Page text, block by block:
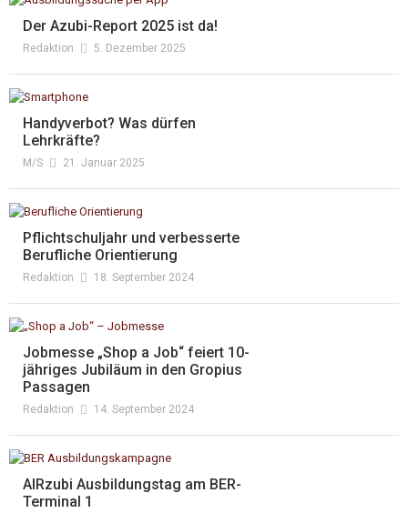
Der Azubi-Report 2025 ist da!
Redaktion 5. Dezember 2025
Handyverbot? Was dürfen
Lehrkräfte?
M/s 21. Januar 2025
Pflichtschuljahr und verbesserte
Berufliche Orientierung
Redaktion 18. September 2024
Jobmesse „Shop a Job“ feiert 10-
jähriges Jubiläum in den Gropius
Passagen
Redaktion 14. September 2024
AIRzubi Ausbildungstag am BER-
Terminal 1